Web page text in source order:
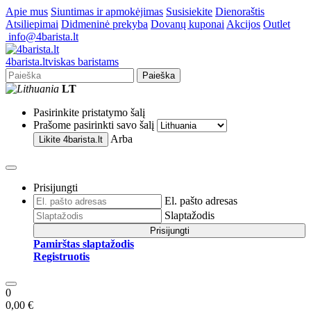
Apie mus Siuntimas ir apmokėjimas Susisiekite Dienoraštis
Atsiliepimai Didmeninė prekyba Dovanų kuponai Akcijos Outlet
info@4barista.lt
4barista.ltviskas baristams
Paieška
LT
Pasirinkite pristatymo šalį
Prašome pasirinkti savo šalį
Likite 4barista.lt Arba
Prisijungti
El. pašto adresas
Slaptažodis
Prisijungti
Pamirštas slaptažodis
Registruotis
0
0,00 €